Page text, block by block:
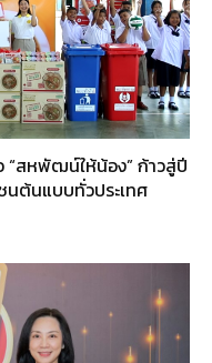
“สหพัฒน์ให้น้อง” ก้าวสู่ปี
นต้นแบบทั่วประเทศ